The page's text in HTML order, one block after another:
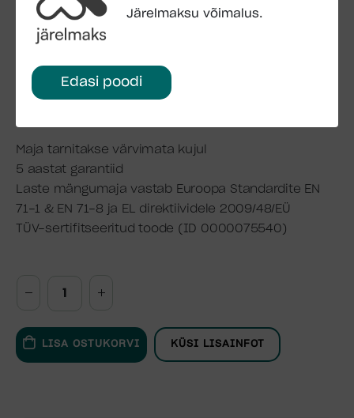
Järelmaksu võimalus.
Edasi poodi
Transport:
Sisaldub hinnas
Montaaživahendid:
Maja tarnitakse värvimata kujul
5 aastat garantiid
Laste mängumaja vastab Euroopa Standardite EN
71-1 & EN 71-8 ja EL direktiividele 2009/48/EÜ
TÜV-sertifitseeritud toode (ID 0000075540)
LISA OSTUKORVI KÜSI LISAINFOT